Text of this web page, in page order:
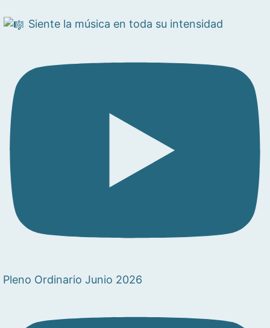
Siente la música en toda su intensidad
Pleno Ordinario Junio 2026